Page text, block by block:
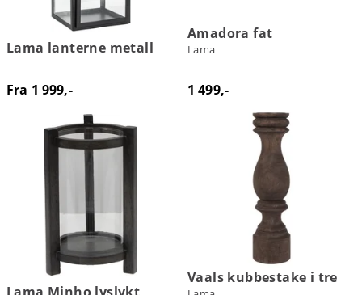
Lama lanterne metall
Fra 1 999,-
Amadora fat
Lama
1 499,-
Vaals kubbestake i tre